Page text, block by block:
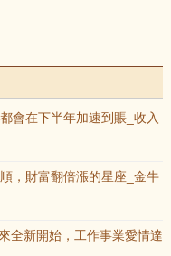
會在下半年加速到賬_收入
，財富翻倍漲的星座_金牛
全新開始，工作事業愛情達